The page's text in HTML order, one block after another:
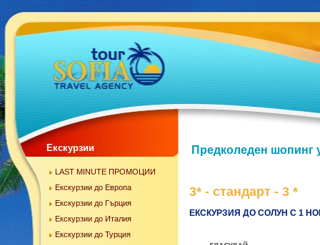
Екскурзии
LAST MINUTE ПРОМОЦИИ
Екскурзии до Европа
Екскурзии до Гърция
Екскурзии до Италия
Екскурзии до Турция
Предколеден шопинг
3* - стандарт - 3 *
ЕКСКУРЗИЯ ДО СОЛУН С 1